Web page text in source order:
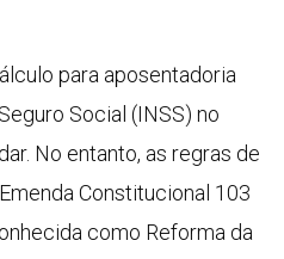
para aposentadoria
Social (INSS) no
No entanto, as regras de
Constitucional 103
como Reforma da